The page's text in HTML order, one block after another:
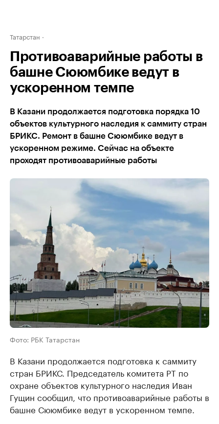
Татарстан
Противоаварийные работы в
башне Сююмбике ведут в
ускоренном темпе
В Казани продолжается подготовка порядка 10
объектов культурного наследия к саммиту стран
БРИКС. Ремонт в башне Сююмбике ведут в
ускоренном режиме. Сейчас на объекте
проходят противоаварийные работы
Фото: РБК Татарстан
В Казани продолжается подготовка к саммиту
стран БРИКС. Председатель комитета РТ по
охране объектов культурного наследия Иван
Гущин сообщил, что противоаварийные работы в
башне Сююмбике ведут в ускоренном темпе.